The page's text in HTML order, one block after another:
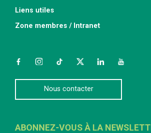
Liens utiles
Zone membres / Intranet
FacebookInstagramTikTokTwitterLinkedInYouTube
Nous contacter
ABONNEZ-VOUS À LA